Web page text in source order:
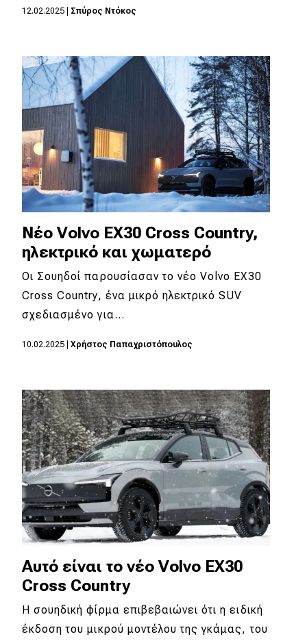
Motorsport
Eco
Νέα
Τεχνολογία
Mobility
Σταθμοί φόρτισης
Classic
Νέα
Παρουσιάσεις
Μεταχειρισμένο
Οδηγός αγοράς
Συμβουλές
Χρηστικά
Συμβουλές
ΚΤΕΟ
Οδική βοήθεια
12.02.2025 Σπύρος Ντόκος
Νέο Volvo EX30 Cross Country,
ηλεκτρικό και χωματερό
Οι Σουηδοί παρουσίασαν το νέο Volvo EX30
Cross Country, ένα μικρό ηλεκτρικό SUV
σχεδιασμένο για…
10.02.2025 Χρήστος Παπαχριστόπουλος
Αυτό είναι το νέο Volvo EX30
Cross Country
Η σουηδική φίρμα επιβεβαιώνει ότι η ειδική
έκδοση του μικρού μοντέλου της γκάμας, του